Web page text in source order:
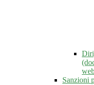
Sanzioni